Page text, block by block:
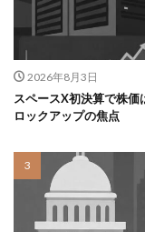
2026年8月3日
スペースX初決算で株
ロックアップの焦点